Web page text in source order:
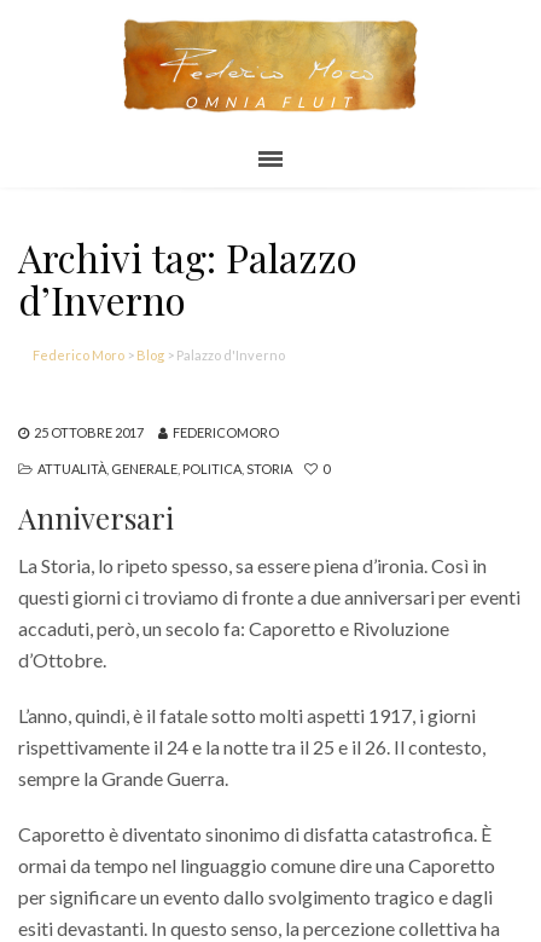
OMNIA FLUIT
Archivi tag: Palazzo
d’Inverno
Federico Moro > Blog > Palazzo d'Inverno
25 OTTOBRE 2017 FEDERICOMORO
ATTUALITÀ GENERALE POLITICA STORIA 0
Anniversari
La Storia, lo ripeto spesso, sa essere piena d’ironia. Così in
questi giorni ci troviamo di fronte a due anniversari per eventi
accaduti, però, un secolo fa: Caporetto e Rivoluzione
d’Ottobre.
L’anno, quindi, è il fatale sotto molti aspetti 1917, i giorni
rispettivamente il 24 e la notte tra il 25 e il 26. Il contesto,
sempre la Grande Guerra.
Caporetto è diventato sinonimo di disfatta catastrofica. È
ormai da tempo nel linguaggio comune dire una Caporetto
per significare un evento dallo svolgimento tragico e dagli
esiti devastanti. In questo senso, la percezione collettiva ha